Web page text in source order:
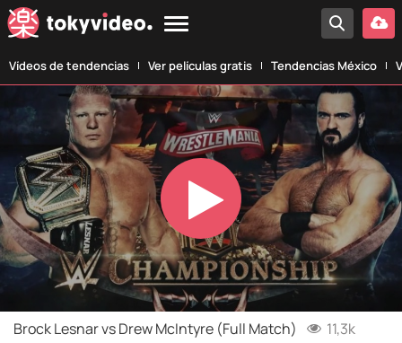
Vídeos de tendencias Ver películas gratis Tendencias México
Play
Video
Brock Lesnar vs Drew McIntyre (Full Match) 11,3k